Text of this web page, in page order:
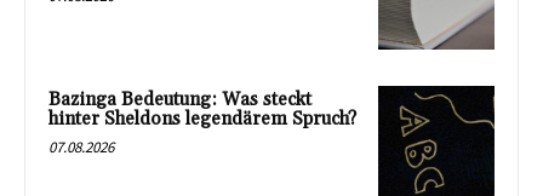
Bazinga Bedeutung: Was steckt
hinter Sheldons legendärem Spruch?
07.08.2026